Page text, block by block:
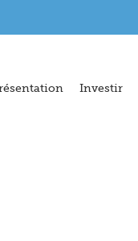
Investir